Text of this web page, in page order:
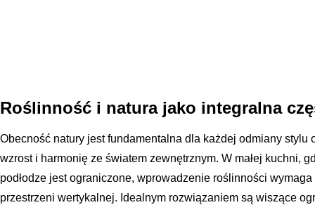
Roślinność i natura jako integralna
Obecność natury jest fundamentalna dla każdej odmiany stylu
wzrost i harmonię ze światem zewnętrznym. W małej kuchni,
podłodze jest ograniczone, wprowadzenie roślinności
przestrzeni wertykalnej. Idealnym rozwiązaniem są wiszące